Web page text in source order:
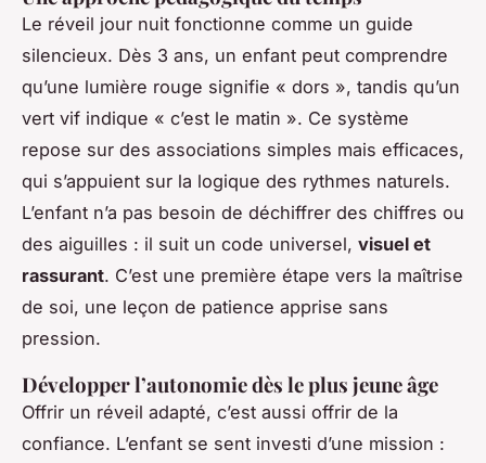
Le réveil jour nuit fonctionne comme un guide
silencieux. Dès 3 ans, un enfant peut comprendre
qu’une lumière rouge signifie « dors », tandis qu’un
vert vif indique « c’est le matin ». Ce système
repose sur des associations simples mais efficaces,
qui s’appuient sur la logique des rythmes naturels.
L’enfant n’a pas besoin de déchiffrer des chiffres ou
des aiguilles : il suit un code universel, visuel et
rassurant. C’est une première étape vers la maîtrise
de soi, une leçon de patience apprise sans
pression.
Développer l’autonomie dès le plus jeune âge
Offrir un réveil adapté, c’est aussi offrir de la
confiance. L’enfant se sent investi d’une mission :